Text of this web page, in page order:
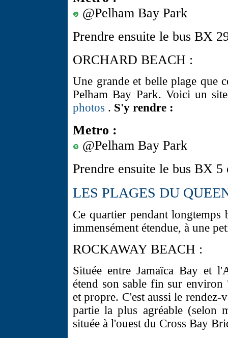
@Pelham Bay Park
Prendre ensuite le bus BX
ORCHARD BEACH :
Une grande et belle plage que
Pelham Bay Park. Voici un
photos . S'y rendre :
Metro :
@Pelham Bay Park
Prendre ensuite le bus BX
LES PLAGES DU
Ce quartier pendant
immensément étendue, à une
ROCKAWAY BEACH :
Située entre Jamaïca Bay et
étend son sable fin sur
et propre. C'est aussi le rendez-
partie la plus agréable (selon
située à l'ouest du Cross Bay